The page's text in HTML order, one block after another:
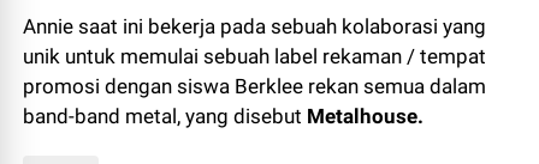
Annie saat ini bekerja pada sebuah kolaborasi yang
unik untuk memulai sebuah label rekaman / tempat
promosi dengan siswa Berklee rekan semua dalam
band-band metal,yang disebut Metalhouse.